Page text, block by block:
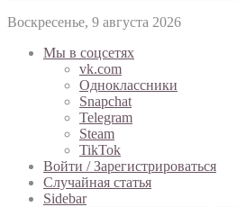
Воскресенье, 9 августа 2026
Мы в соцсетях
vk.com
Одноклассники
Snapchat
Telegram
Steam
TikTok
Войти / Зарегистрироваться
Случайная статья
Sidebar